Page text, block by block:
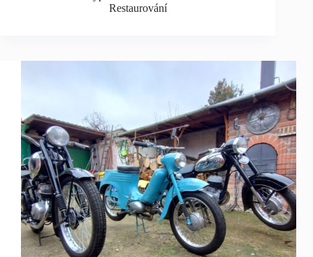
Restaurování